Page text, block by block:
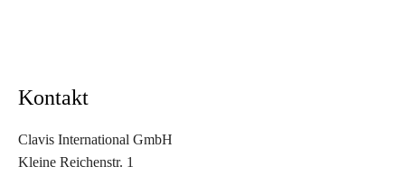
Kontakt
Clavis International GmbH
Kleine Reichenstr. 1